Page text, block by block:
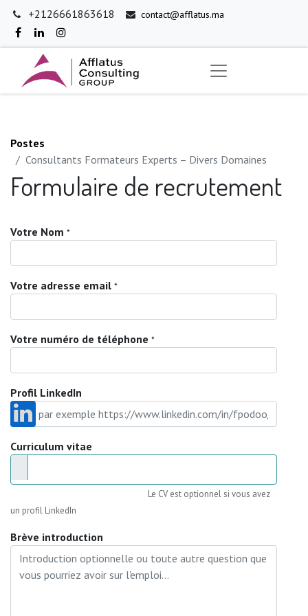
+2126661863618 contact@afflatus.ma
Postes
Consultants Formateurs Experts – Divers Domaines
Formulaire de recrutement
Votre Nom *
Votre adresse email *
Votre numéro de téléphone *
Profil LinkedIn
Curriculum vitae
Le CV est optionnel si vous avez
un profil LinkedIn
Brève introduction